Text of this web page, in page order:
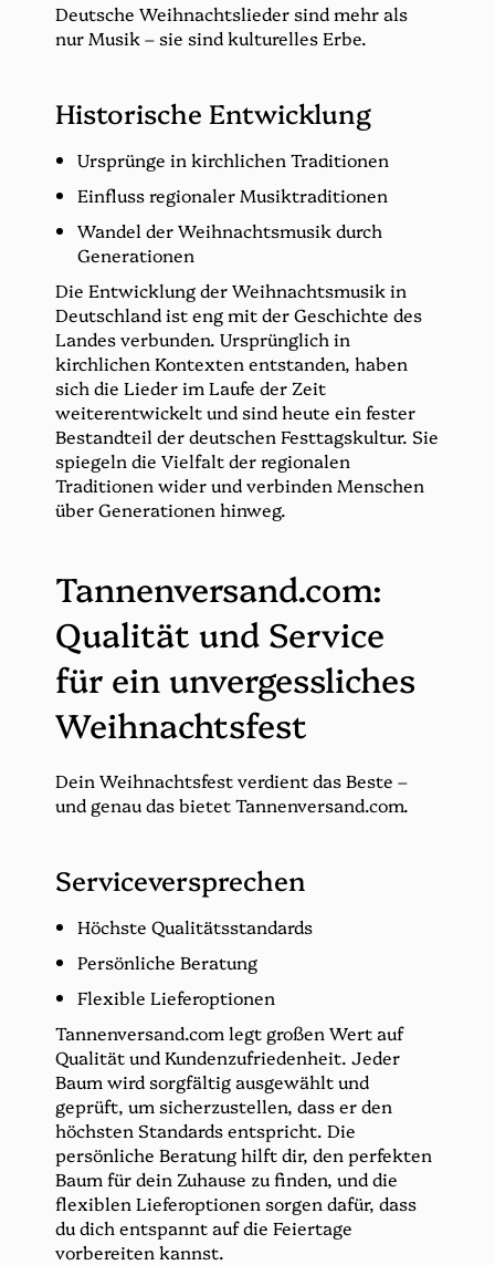
Deutsche Weihnachtslieder sind mehr als
nur Musik – sie sind kulturelles Erbe.
Historische Entwicklung
Ursprünge in kirchlichen Traditionen
Einfluss regionaler Musiktraditionen
Wandel der Weihnachtsmusik durch
Generationen
Die Entwicklung der Weihnachtsmusik in
Deutschland ist eng mit der Geschichte des
Landes verbunden. Ursprünglich in
kirchlichen Kontexten entstanden, haben
sich die Lieder im Laufe der Zeit
weiterentwickelt und sind heute ein fester
Bestandteil der deutschen Festtagskultur. Sie
spiegeln die Vielfalt der regionalen
Traditionen wider und verbinden Menschen
über Generationen hinweg.
Tannenversand.com:
Qualität und Service
für ein unvergessliches
Weihnachtsfest
Dein Weihnachtsfest verdient das Beste –
und genau das bietet Tannenversand.com.
Serviceversprechen
Höchste Qualitätsstandards
Persönliche Beratung
Flexible Lieferoptionen
Tannenversand.com legt großen Wert auf
Qualität und Kundenzufriedenheit. Jeder
Baum wird sorgfältig ausgewählt und
geprüft, um sicherzustellen, dass er den
höchsten Standards entspricht. Die
persönliche Beratung hilft dir, den perfekten
Baum für dein Zuhause zu finden, und die
flexiblen Lieferoptionen sorgen dafür, dass
du dich entspannt auf die Feiertage
vorbereiten kannst.